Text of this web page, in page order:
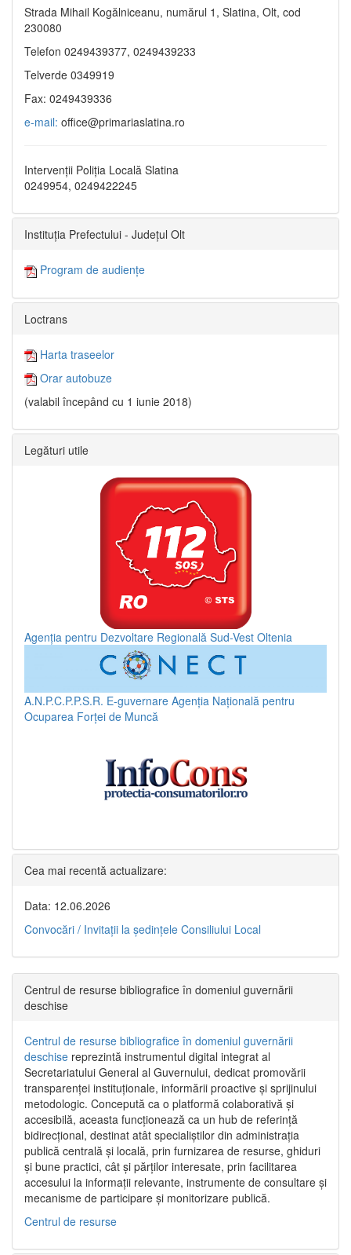
Strada Mihail Kogălniceanu, numărul 1, Slatina, Olt, cod
230080
Telefon 0249439377, 0249439233
Telverde 0349919
Fax: 0249439336
e-mail: office@primariaslatina.ro
Intervenții Poliția Locală Slatina
0249954, 0249422245
Instituția Prefectului - Județul Olt
Program de audiențe
Loctrans
Harta traseelor
Orar autobuze
(valabil începând cu 1 iunie 2018)
Legături utile
Agenția pentru Dezvoltare Regională Sud-Vest Oltenia
A.N.P.C.P.P.S.R. E-guvernare Agenția Națională pentru
Ocuparea Forței de Muncă
Cea mai recentă actualizare:
Data: 12.06.2026
Convocări / Invitaţii la şedinţele Consiliului Local
Centrul de resurse bibliografice în domeniul guvernării
deschise
Centrul de resurse bibliografice în domeniul guvernării
deschise reprezintă instrumentul digital integrat al
Secretariatului General al Guvernului, dedicat promovării
transparenței instituționale, informării proactive și sprijinului
metodologic. Concepută ca o platformă colaborativă și
accesibilă, aceasta funcționează ca un hub de referință
bidirecțional, destinat atât specialiștilor din administrația
publică centrală și locală, prin furnizarea de resurse, ghiduri
și bune practici, cât și părților interesate, prin facilitarea
accesului la informații relevante, instrumente de consultare și
mecanisme de participare și monitorizare publică.
Centrul de resurse